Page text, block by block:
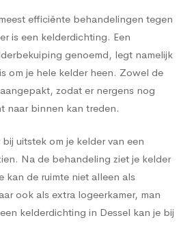
efficiënte behandelingen tegen
is een kelderdichting. Een
genoemd, legt namelijk
om je hele kelder heen. Zowel de
zodat er nergens nog
naar binnen kan treden.
uitstek om je kelder van een
Na de behandeling ziet je kelder
kan de ruimte niet alleen als
ook als extra logeerkamer, man
kelderdichting in Dessel kan je bij